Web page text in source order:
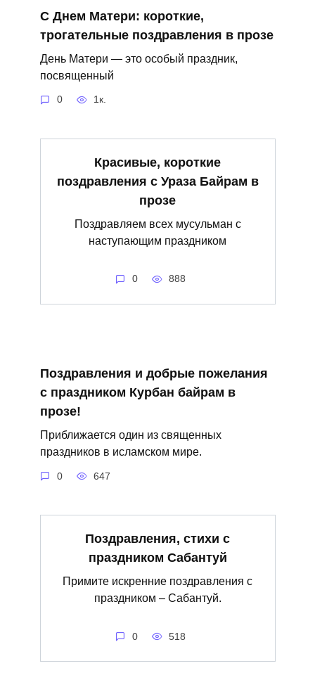
С Днем Матери: короткие,
трогательные поздравления в прозе
День Матери — это особый праздник,
посвященный
0 1к.
Красивые, короткие
поздравления с Ураза Байрам в
прозе
Поздравляем всех мусульман с
наступающим праздником
0 888
Поздравления и добрые пожелания
с праздником Курбан байрам в
прозе!
Приближается один из священных
праздников в исламском мире.
0 647
Поздравления, стихи с
праздником Сабантуй
Примите искренние поздравления с
праздником – Сабантуй.
0 518